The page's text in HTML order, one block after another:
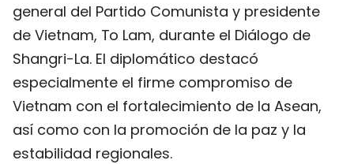
general del Partido Comunista y presidente
de Vietnam, To Lam, durante el Diálogo de
Shangri-La. El diplomático destacó
especialmente el firme compromiso de
Vietnam con el fortalecimiento de la Asean,
así como con la promoción de la paz y la
estabilidad regionales.